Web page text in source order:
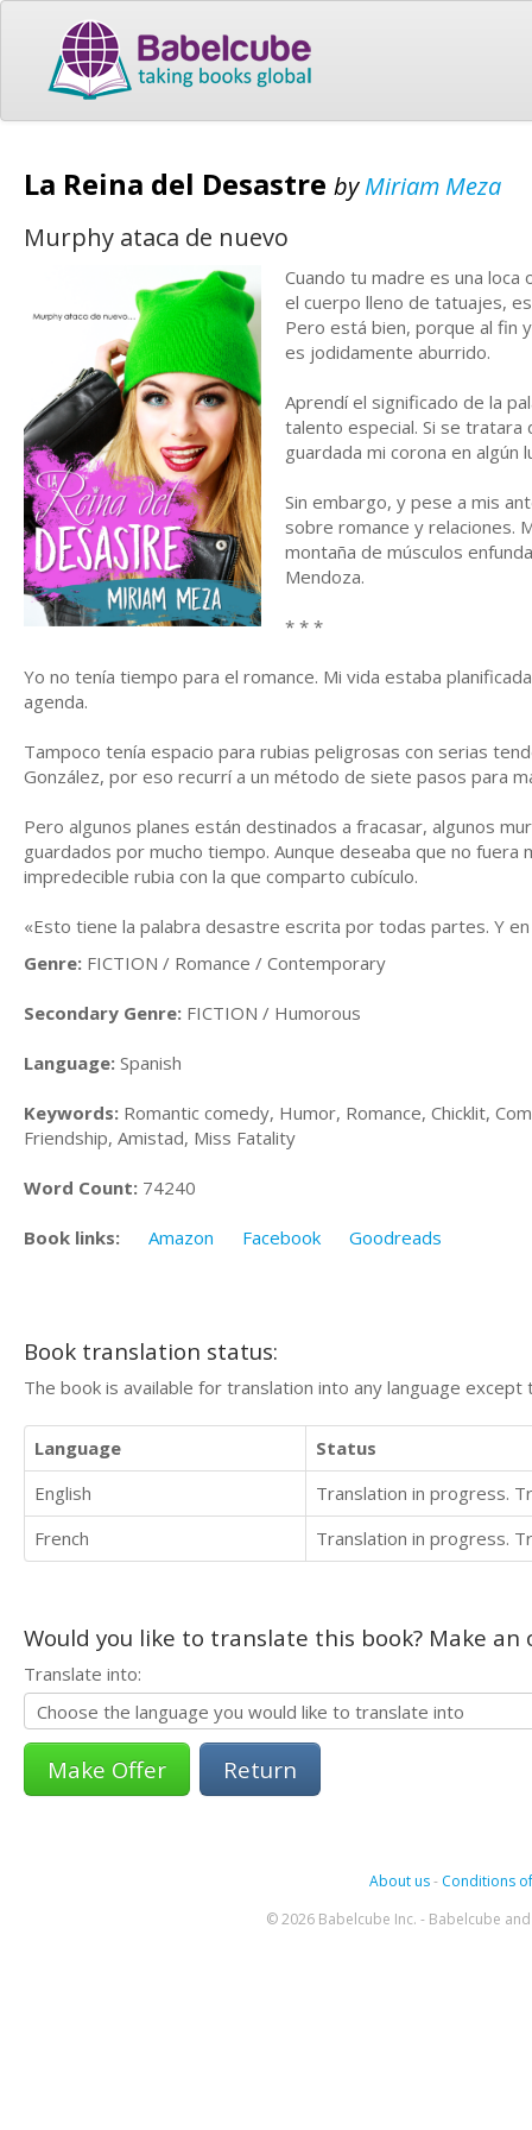
La Reina del Desastre byMiriam Meza
Murphy ataca de nuevo
Cuando tu madre es una
el cuerpo lleno de tatuajes,
Pero está bien, porque al fin
es jodidamente aburrido.
Aprendí el significado de la
talento especial. Si se tratara
guardada mi corona en algún
Sin embargo, y pese a mis
sobre romance y relaciones.
montaña de músculos
Mendoza.
* * *
Yo no tenía tiempo para el romance. Mi vida estaba
agenda.
Tampoco tenía espacio para rubias peligrosas con serias
González, por eso recurrí a un método de siete pasos para
Pero algunos planes están destinados a fracasar, algunos
guardados por mucho tiempo. Aunque deseaba que no
impredecible rubia con la que comparto cubículo.
«Esto tiene la palabra desastre escrita por todas partes. Y en
Genre: FICTION / Romance / Contemporary
Secondary Genre: FICTION / Humorous
Language: Spanish
Keywords: Romantic comedy, Humor, Romance, Chicklit,
Friendship, Amistad, Miss Fatality
Word Count: 74240
Book links: Amazon Facebook Goodreads
Book translation status:
The book is available for translation into any language
Language
Status
English
Translation in progress.
French
Translation in progress.
Would you like to translate this book? Make
Translate into:
Return
About us- Conditions
© 2026 Babelcube Inc. - Babelcube